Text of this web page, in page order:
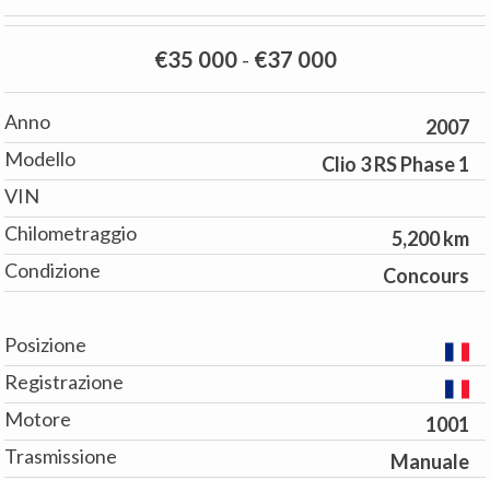
€35 000- €37 000
Anno
2007
Modello
Clio 3 RS Phase 1
VIN
Chilometraggio
5,200 km
Condizione
Concours
Posizione
Registrazione
Motore
1001
Trasmissione
Manuale